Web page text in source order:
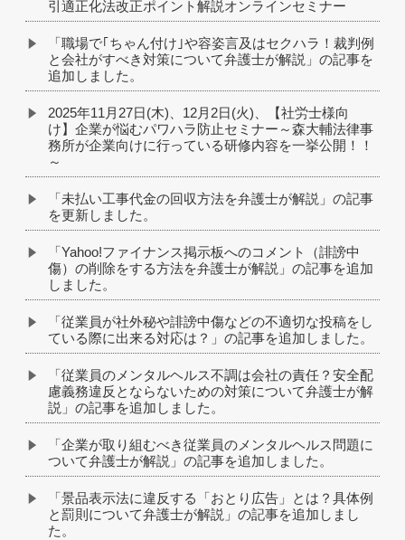
引適正化法改正ポイント解説オンラインセミナー
「職場で｢ちゃん付け｣や容姿言及はセクハラ！裁判例
と会社がすべき対策について弁護士が解説」の記事を
追加しました。
2025年11月27日(木)、12月2日(火)、【社労士様向
け】企業が悩むパワハラ防止セミナー～森大輔法律事
務所が企業向けに行っている研修内容を一挙公開！！
～
「未払い工事代金の回収方法を弁護士が解説」の記事
を更新しました。
「Yahoo!ファイナンス掲示板へのコメント（誹謗中
傷）の削除をする方法を弁護士が解説」の記事を追加
しました。
「従業員が社外秘や誹謗中傷などの不適切な投稿をし
ている際に出来る対応は？」の記事を追加しました。
「従業員のメンタルヘルス不調は会社の責任？安全配
慮義務違反とならないための対策について弁護士が解
説」の記事を追加しました。
「企業が取り組むべき従業員のメンタルヘルス問題に
ついて弁護士が解説」の記事を追加しました。
「景品表示法に違反する「おとり広告」とは？具体例
と罰則について弁護士が解説」の記事を追加しまし
た。